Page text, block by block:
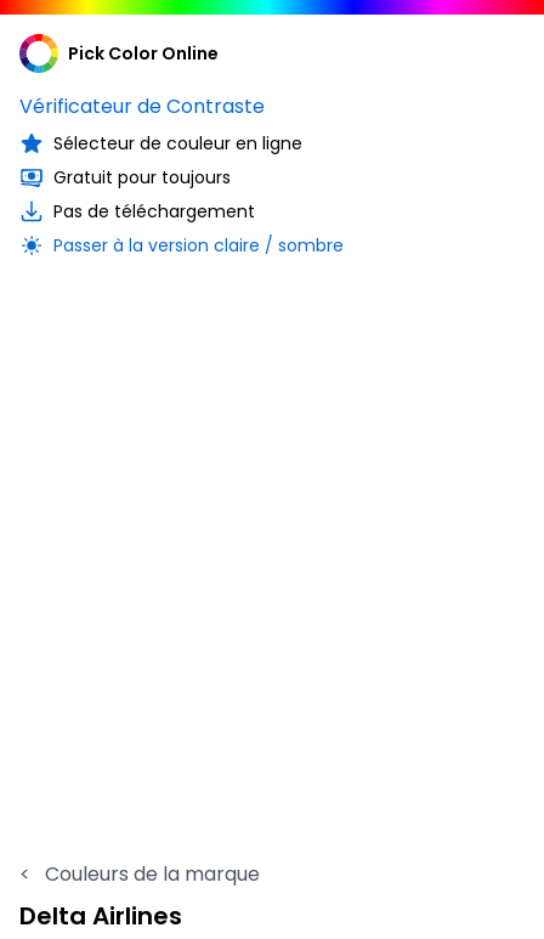
Pick Color Online
Vérificateur de Contraste
Sélecteur de couleur en ligne
Gratuit pour toujours
Pas de téléchargement
Passer à la version claire / sombre
< Couleurs de la marque
Delta Airlines